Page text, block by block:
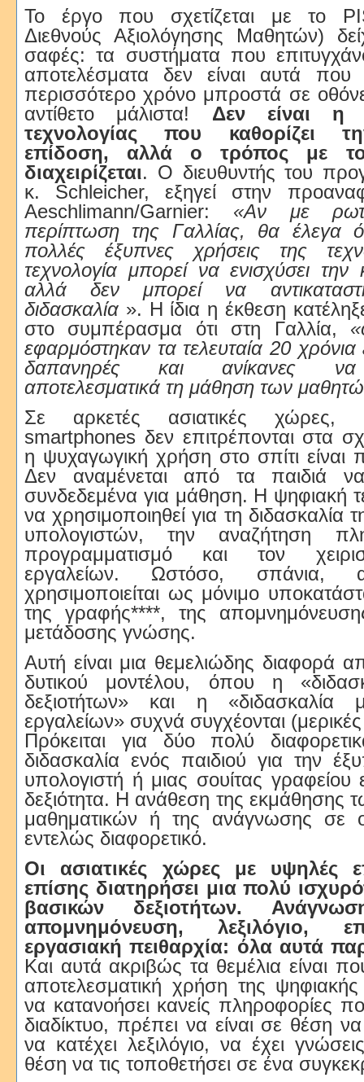
Το έργο που σχετίζεται με το
Διεθνούς Αξιολόγησης Μαθητών)
σαφές: τα συστήματα που
αποτελέσματα δεν είναι αυτά που
περισσότερο χρόνο μπροστά σε
αντίθετο μάλιστα! Δεν είναι η
τεχνολογίας που καθορίζει
επίδοση, αλλά ο τρόπος με
διαχειρίζεται. Ο διευθυντής του
κ. Schleicher, εξηγεί στην
Aeschlimann/Garnier: «Αν με
περίπτωση της Γαλλίας, θα έλεγα
πολλές έξυπνες χρήσεις της
τεχνολογία μπορεί να ενισχύσει την
αλλά δεν μπορεί να
διδασκαλία». Η ίδια η έκθεση
στο συμπέρασμα ότι στη Γαλλία,
εφαρμόστηκαν τα τελευταία 20 χρόνια
δαπανηρές και ανίκανες να
αποτελεσματικά τη μάθηση των
Σε αρκετές ασιατικές χώρες,
smartphones δεν επιτρέπονται στα
η ψυχαγωγική χρήση στο σπίτι είναι
Δεν αναμένεται από τα παιδιά
συνδεδεμένα για μάθηση. Η ψηφιακή
να χρησιμοποιηθεί για τη διδασκαλία
υπολογιστών, την αναζήτηση
προγραμματισμό και τον
εργαλείων. Ωστόσο,
χρησιμοποιείται ως μόνιμο
της γραφής****, της
μετάδοσης γνώσης.
Αυτή είναι μια θεμελιώδης διαφορά
δυτικού μοντέλου, όπου η
δεξιοτήτων» και η «διδασκαλία
εργαλείων» συχνά συγχέονται
Πρόκειται για δύο πολύ
διδασκαλία ενός παιδιού για την
υπολογιστή ή μιας σουίτας γραφείου
δεξιότητα. Η ανάθεση της εκμάθησης
μαθηματικών ή της ανάγνωσης σε
εντελώς διαφορετικό.
Οι ασιατικές χώρες με υψηλές
επίσης διατηρήσει μια πολύ
βασικών δεξιοτήτων.
απομνημόνευση, λεξιλόγιο,
εργασιακή πειθαρχία: όλα αυτά
Και αυτά ακριβώς τα θεμέλια είναι
αποτελεσματική χρήση της ψηφιακής
να κατανοήσει κανείς πληροφορίες
διαδίκτυο, πρέπει να είναι σε θέση
να κατέχει λεξιλόγιο, να έχει
θέση να τις τοποθετήσει σε ένα